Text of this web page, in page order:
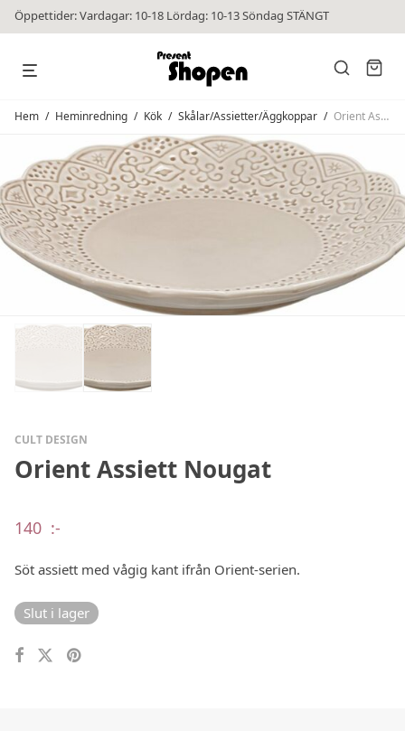
Öppettider: Vardagar: 10-18 Lördag: 10-13 Söndag STÄNGT
Hem / Heminredning / Kök / Skålar/Assietter/Äggkoppar / Orient Assiett Nougat
CULT DESIGN
Orient Assiett Nougat
140 :-
Söt assiett med vågig kant ifrån Orient-serien.
Slut i lager